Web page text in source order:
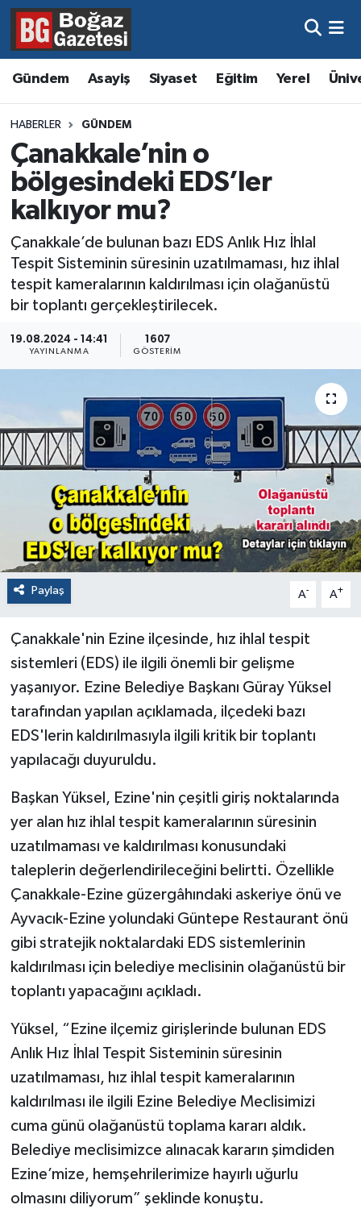
Gündem Asayiş Siyaset Eğitim Yerel
HABERLER GÜNDEM
Çanakkale’nin o
bölgesindeki EDS’ler
kalkıyor mu?
Çanakkale’de bulunan bazı EDS Anlık Hız İhlal
Tespit Sisteminin süresinin uzatılmaması, hız ihlal
tespit kameralarının kaldırılması için olağanüstü
bir toplantı gerçekleştirilecek.
19.08.2024 - 14:41
YAYINLANMA
1607
GÖSTERIM
Paylaş A- A+
Çanakkale'nin Ezine ilçesinde, hız ihlal tespit
sistemleri (EDS) ile ilgili önemli bir gelişme
yaşanıyor. Ezine Belediye Başkanı Güray Yüksel
tarafından yapılan açıklamada, ilçedeki bazı
EDS'lerin kaldırılmasıyla ilgili kritik bir toplantı
yapılacağı duyuruldu.
Başkan Yüksel, Ezine'nin çeşitli giriş noktalarında
yer alan hız ihlal tespit kameralarının süresinin
uzatılmaması ve kaldırılması konusundaki
taleplerin değerlendirileceğini belirtti. Özellikle
Çanakkale-Ezine güzergâhındaki askeriye önü ve
Ayvacık-Ezine yolundaki Güntepe Restaurant önü
gibi stratejik noktalardaki EDS sistemlerinin
kaldırılması için belediye meclisinin olağanüstü bir
toplantı yapacağını açıkladı.
Yüksel, “Ezine ilçemiz girişlerinde bulunan EDS
Anlık Hız İhlal Tespit Sisteminin süresinin
uzatılmaması, hız ihlal tespit kameralarının
kaldırılması ile ilgili Ezine Belediye Meclisimizi
cuma günü olağanüstü toplama kararı aldık.
Belediye meclisimizce alınacak kararın şimdiden
Ezine’mize, hemşehrilerimize hayırlı uğurlu
olmasını diliyorum” şeklinde konuştu.
Asayiş
Eğitim
Ekonomi
Gündem
Kültür ve Sanat
Magazin
Resmi İlanlar
Sağlık
Hava Durumu
Trafik Durumu
Süper Lig Puan Durumu ve Fikstür
Tüm Manşetler
Son Dakika Haberleri
Haber Arşivi